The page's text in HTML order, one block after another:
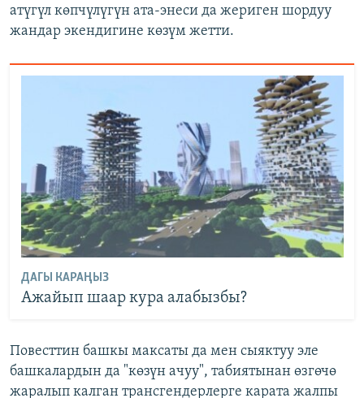
атүгүл көпчүлүгүн ата-энеси да жериген шордуу
жандар экендигине көзүм жетти.
ДАГЫ КАРАҢЫЗ
Ажайып шаар кура алабызбы?
Повесттин башкы максаты да мен сыяктуу эле
башкалардын да "көзүн ачуу", табиятынан өзгөчө
жаралып калган трансгендерлерге карата жалпы